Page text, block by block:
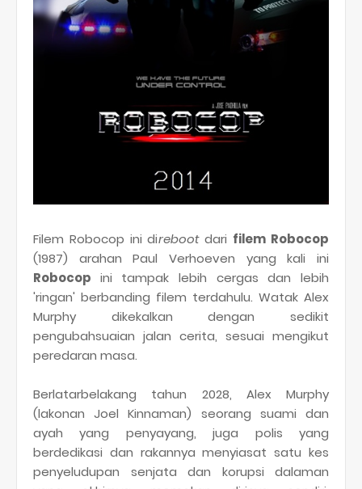
Filem Robocop ini direbootdari filem Robocop
(1987) arahan Paul Verhoeven yang kali ini
Robocop ini tampak lebih cergas dan lebih
'ringan' berbanding filem terdahulu. Watak Alex
Murphy dikekalkan dengan sedikit
pengubahsuaian jalan cerita, sesuai mengikut
peredaran masa.
Berlatarbelakang tahun 2028, Alex Murphy
(lakonan Joel Kinnaman) seorang suami dan
ayah yang penyayang, juga polis yang
berdedikasi dan rakannya menyiasat satu kes
penyeludupan senjata dan korupsi dalaman